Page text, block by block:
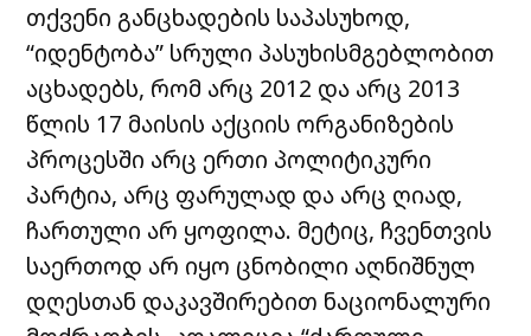
თქვენი განცხადების საპასუხოდ,
“იდენტობა” სრული პასუხისმგებლობით
აცხადებს, რომ არც 2012 და არც 2013
წლის 17 მაისის აქციის ორგანიზების
პროცესში არც ერთი პოლიტიკური
პარტია, არც ფარულად და არც ღიად,
ჩართული არ ყოფილა. მეტიც, ჩვენთვის
საერთოდ არ იყო ცნობილი აღნიშნულ
დღესთან დაკავშირებით ნაციონალური